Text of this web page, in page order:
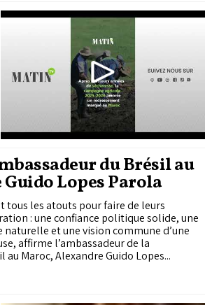
du Brésil au
Lopes Parola
tous les atouts pour faire de leurs
: une confiance politique solide, une
et une vision commune d’une
affirme l’ambassadeur de la
Maroc, Alexandre Guido Lopes...